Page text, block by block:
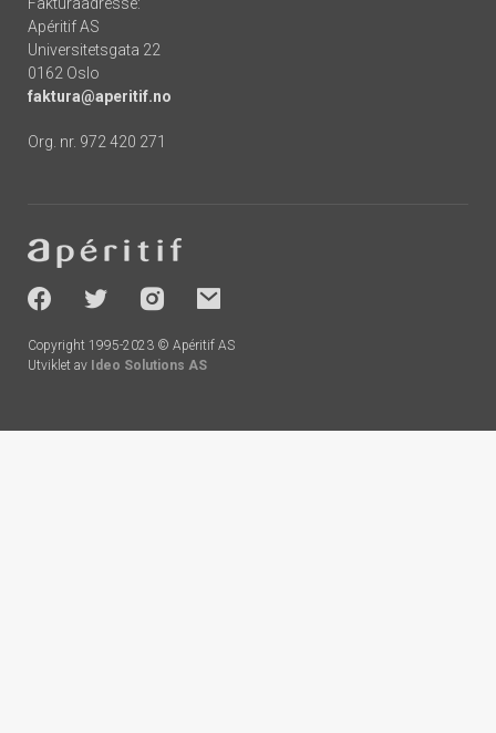
Apéritif AS
Universitetsgata 22
0162 Oslo
faktura@aperitif.no
Org. nr. 972 420 271
-
socials
Copyright 1995-2023 © Apéritif AS
Utviklet av Ideo Solutions AS